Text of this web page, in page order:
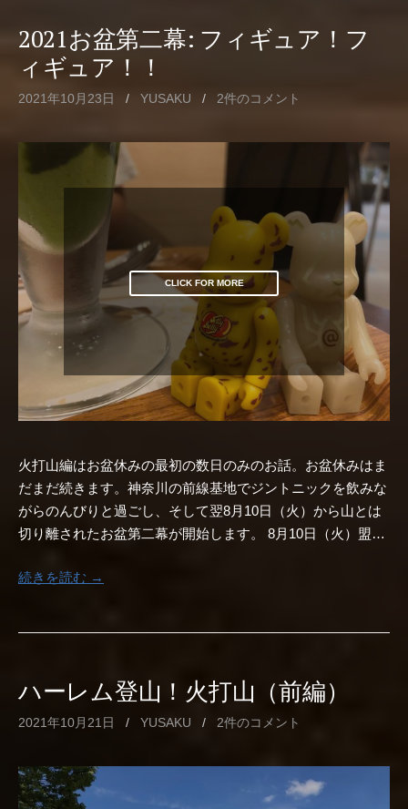
2021お盆第二幕: フィギュア！フ
ィギュア！！
2021年10月23日 / YUSAKU / 2件のコメント
CLICK FOR MORE
火打山編はお盆休みの最初の数日のみのお話。お盆休みはま
だまだ続きます。神奈川の前線基地でジントニックを飲みな
がらのんびりと過ごし、そして翌8月10日（火）から山とは
切り離されたお盆第二幕が開始します。 8月10日（火）盟…
続きを読む →
ハーレム登山！火打山（前編）
2021年10月21日 / YUSAKU / 2件のコメント